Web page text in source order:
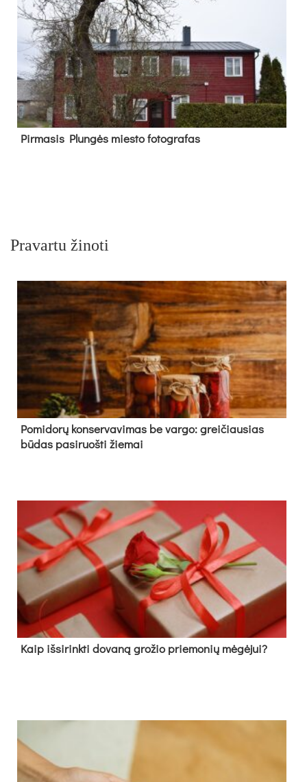
Pir­ma­sis Plun­gės mies­to fo­tog­ra­fas
Pravartu žinoti
Pomidorų konservavimas be vargo: greičiausias
būdas pasiruošti žiemai
Kaip išsirinkti dovaną grožio priemonių mėgėjui?